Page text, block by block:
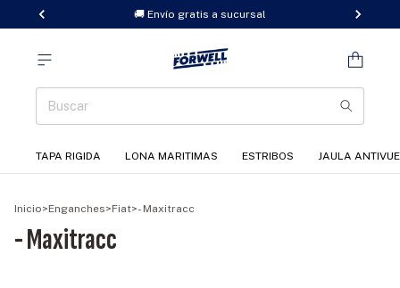
🚚 Envío gratis a sucursal
TAPA RIGIDA LONA MARITIMAS ESTRIBOS JAULA
Inicio>Enganches>Fiat>- Maxitracc
- Maxitracc